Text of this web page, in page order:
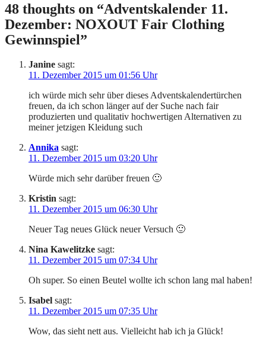
48 thoughts on “Adventskalender 11.
Dezember: NOXOUT Fair Clothing
Gewinnspiel”
Janine sagt:
11. Dezember 2015 um 01:56 Uhr
ich würde mich sehr über dieses Adventskalendertürchen
freuen, da ich schon länger auf der Suche nach fair
produzierten und qualitativ hochwertigen Alternativen zu
meiner jetzigen Kleidung such
Annika sagt:
11. Dezember 2015 um 03:20 Uhr
Würde mich sehr darüber freuen 🙂
Kristin sagt:
11. Dezember 2015 um 06:30 Uhr
Neuer Tag neues Glück neuer Versuch 🙂
Nina Kawelitzke sagt:
11. Dezember 2015 um 07:34 Uhr
Oh super. So einen Beutel wollte ich schon lang mal haben!
Isabel sagt:
11. Dezember 2015 um 07:35 Uhr
Wow, das sieht nett aus. Vielleicht hab ich ja Glück!